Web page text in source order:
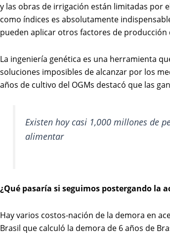
y las obras de irrigación están limitadas por
como índices es absolutamente
pueden aplicar otros factores de
La ingeniería genética es una herramienta
soluciones imposibles de alcanzar por los
años de cultivo del OGMs destacó que las
Existen hoy casi 1,000 millones de
alimentar
¿Qué pasaría si seguimos postergando la
Hay varios costos-nación de la demora en
Brasil que calculó la demora de 6 años de